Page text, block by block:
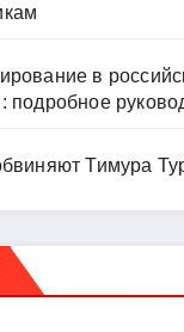
в
подробное
Тимура